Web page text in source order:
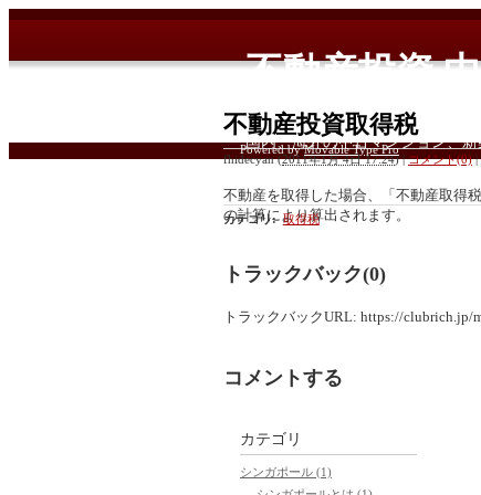
不動産投資
ン投資情報
国内、海外の中古マンション、
不動産投資取得税
fhidecyan(2011年1月 4日 17:24) | コメント(0) |
不動産を取得した場合、「不動産取得
の計算により算出されます。
土 地 固定資産税評価額×1/2×3％
カテゴリ: 取得税
トラックバック(0)
トラックバックURL: https://clubrich.jp/
コメントする
カテゴリ
シンガポール (1)
Powered byMovable Type Pro